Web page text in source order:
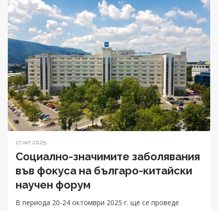
17 окт 2025
Социално-значимите заболявания
във фокуса на българо-китайски
научен форум
В периода 20-24 октомври 2025 г. ще се проведе